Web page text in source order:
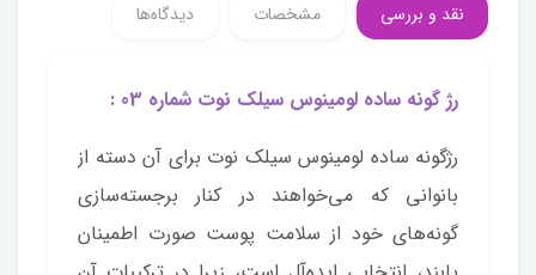
نقد و بررسی مشخصات دیدگاه‌ها
رژ گونه ساده لومینوس سیلک نوت شماره 03 :
رژگونه ساده لومینوس سیلک نوت برای آن دسته از
بانوانی که می‌خواهند در کنار برجسته‌سازی
گونه‌های خود از سلامت پوست صورت اطمینان